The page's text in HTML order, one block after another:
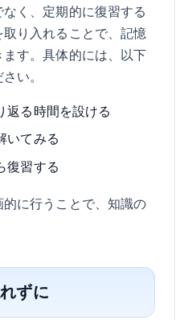
く、定期的に復習する
り入れることで、記憶
す。具体的には、以下
い。
返る時間を設ける
いてみる
復習する
に行うことで、知識の
ずに